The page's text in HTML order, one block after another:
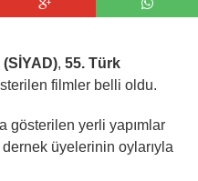
(SİYAD), 55. Türk
filmler belli oldu.
gösterilen yerli yapımlar
üyelerinin oylarıyla